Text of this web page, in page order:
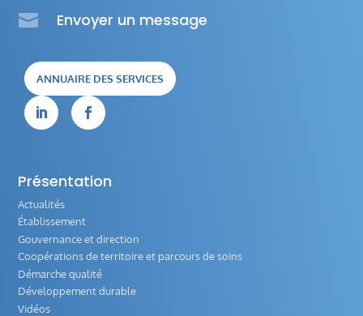
 Envoyer un message
ANNUAIRE DES SERVICES
 
Présentation
Actualités
Établissement
Gouvernance et direction
Coopérations de territoire et parcours de soins
Démarche qualité
Développement durable
Vidéos